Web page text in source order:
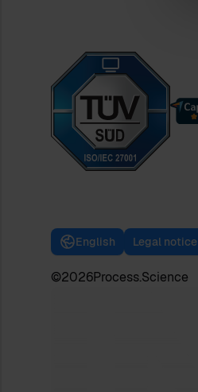
English Legal notice
©2026Process.Science